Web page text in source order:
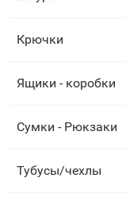
Крючки
Ящики - коробки
Сумки - Рюкзаки
Тубусы/чехлы